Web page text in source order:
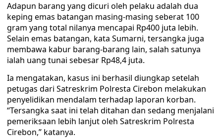
Adapun barang yang dicuri oleh pelaku adalah dua
keping emas batangan masing-masing seberat 100
gram yang total nilanya mencapai Rp400 juta lebih.
Selain emas batangan, kata Sumarni, tersangka juga
membawa kabur barang-barang lain, salah satunya
ialah uang tunai sebesar Rp48,4 juta.
Ia mengatakan, kasus ini berhasil diungkap setelah
petugas dari Satreskrim Polresta Cirebon melakukan
penyelidikan mendalam terhadap laporan korban.
“Tersangka saat ini telah ditahan dan sedang menjalani
pemeriksaan lebih lanjut oleh Satreskrim Polresta
Cirebon,” katanya.